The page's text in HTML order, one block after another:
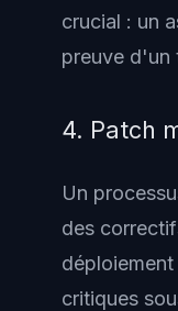
crucial : un
preuve d'un
4. Patch
Un
des
critiques